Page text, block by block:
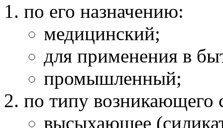
по его назначению:
медицинский;
для применения в
промышленный;
по типу возникающего
высыхающее